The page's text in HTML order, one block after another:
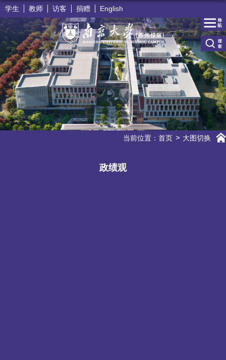
学生 教师 访客 捐赠 English
当前位置： 首页 大图切换
政绩观